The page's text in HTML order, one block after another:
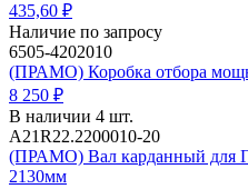
435,60 ₽
Наличие по запросу
6505-4202010
(ПРАМО) Коробка отбора
8 250 ₽
В наличии 4 шт.
A21R22.2200010-20
(ПРАМО) Вал карданный для
2130мм